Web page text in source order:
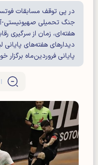
در پی توقف مسابقات
جنگ تحمیلی صهیونیستی-
هفته‌ای، زمان از سرگیری
دیدار‌های هفته‌های پایانی
پایانی فروردین‌ماه برگزار